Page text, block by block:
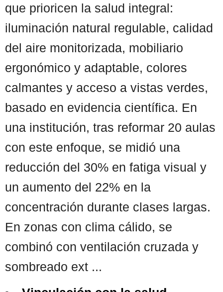
que prioricen la salud integral:
iluminación natural regulable, calidad
del aire monitorizada, mobiliario
ergonómico y adaptable, colores
calmantes y acceso a vistas verdes,
basado en evidencia científica. En
una institución, tras reformar 20 aulas
con este enfoque, se midió una
reducción del 30% en fatiga visual y
un aumento del 22% en la
concentración durante clases largas.
En zonas con clima cálido, se
combinó con ventilación cruzada y
sombreado ext ...